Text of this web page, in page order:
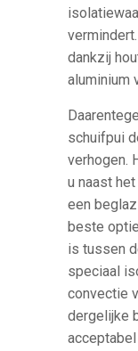
dankzij
aluminium
schuifpui
verhogen.
u naast
een
beste
is tussen
speciaal
convectie
dergelijke